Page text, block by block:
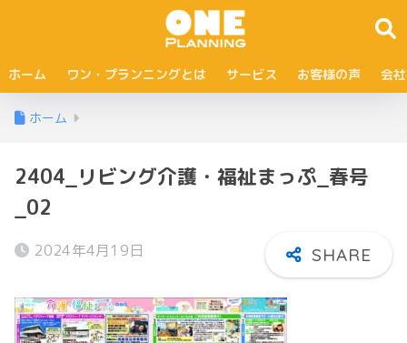
ホーム ワン・プランニングとは サービス お客様の声 会
ホーム
2404_リビング介護・福祉まっぷ_春号
_02
2024年4月19日